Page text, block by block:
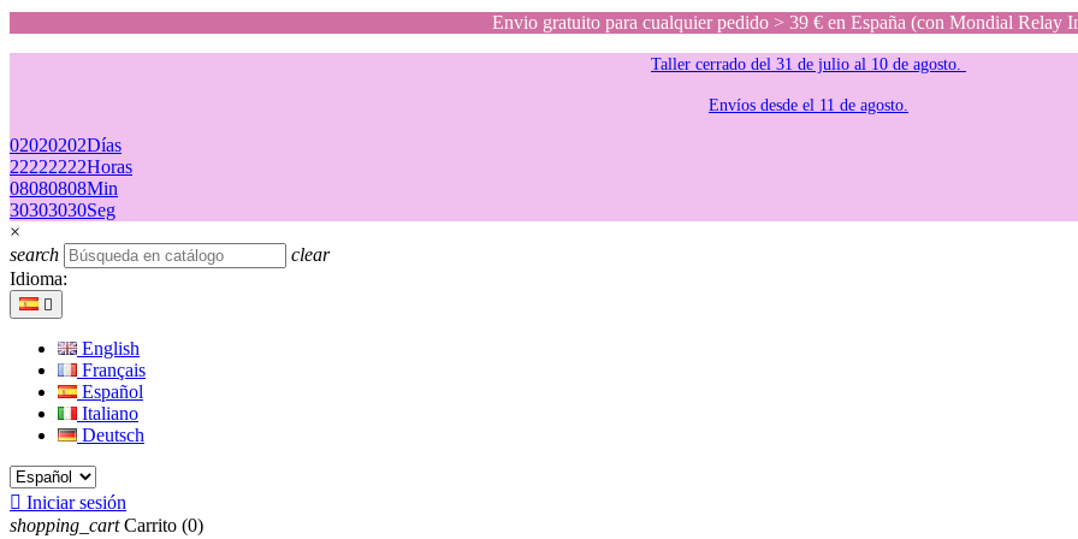
Envio gratuito para cualquier pedido > 39 € en España (con Mondial Relay
Taller cerrado del 31 de julio al 10 de agosto.
Envíos desde el 11 de agosto.
02020202Días
22222222Horas
08080808Min
30303030Seg
×
search
clear
Idioma:

English
Français
Español
Italiano
Deutsch
 Iniciar sesión
shopping_cart Carrito (0)